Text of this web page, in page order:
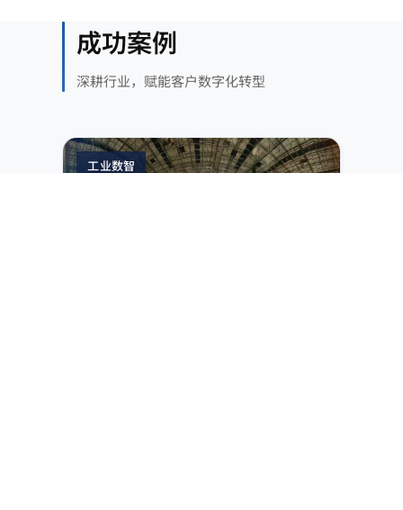
成功案例
深耕行业，赋能客户数字化转型
工业数智